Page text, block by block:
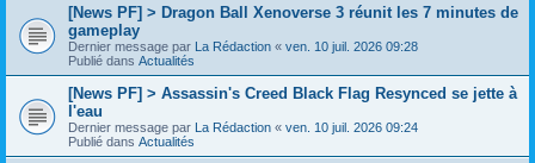
[News PF] > Dragon Ball Xenoverse 3 réunit les 7 minutes de
gameplay
Dernier message par La Rédaction « ven. 10 juil. 2026 09:28
Publié dans Actualités
[News PF] > Assassin's Creed Black Flag Resynced se jette à
l'eau
Dernier message par La Rédaction « ven. 10 juil. 2026 09:24
Publié dans Actualités